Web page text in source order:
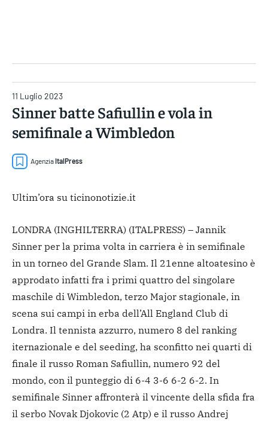
11 Luglio 2023
Sinner batte Safiullin e vola in
semifinale a Wimbledon
AgenziaItalPress
Ultim’ora su ticinonotizie.it
LONDRA (INGHILTERRA) (ITALPRESS) – Jannik
Sinner per la prima volta in carriera è in semifinale
in un torneo del Grande Slam. Il 21enne altoatesino è
approdato infatti fra i primi quattro del singolare
maschile di Wimbledon, terzo Major stagionale, in
scena sui campi in erba dell’All England Club di
Londra. Il tennista azzurro, numero 8 del ranking
iternazionale e del seeding, ha sconfitto nei quarti di
finale il russo Roman Safiullin, numero 92 del
mondo, con il punteggio di 6-4 3-6 6-2 6-2. In
semifinale Sinner affronterà il vincente della sfida fra
il serbo Novak Djokovic (2 Atp) e il russo Andrej